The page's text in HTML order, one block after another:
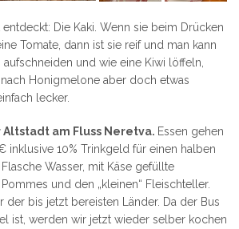
Die Kaki. Wenn sie beim Drücken
Tomate, dann ist sie reif und man kann
aufschneiden und wie eine Kiwi löffeln,
Honigmelone aber doch etwas
lecker.
am Fluss Neretva. Essen gehen
inklusive 10% Trinkgeld für einen halben
Flasche Wasser, mit Käse gefüllte
und den „kleinen“ Fleischteller.
der bis jetzt bereisten Länder. Da der Bus
ist, werden wir jetzt wieder selber kochen